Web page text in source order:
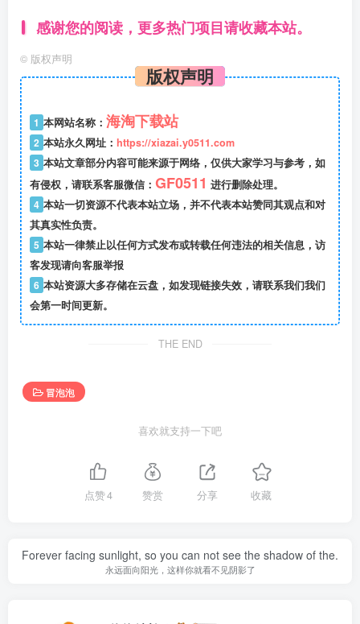
感谢您的阅读，更多热门项目请收藏本站。
© 版权声明
版权声明
1 本网站名称： 海淘下载站
2 本站永久网址： https://xiazai.y0511.com
3 本站文章部分内容可能来源于网络，仅供大家学习与参考，如
有侵权，请联系客服微信： GF0511 进行删除处理。
4 本站一切资源不代表本站立场，并不代表本站赞同其观点和对
其真实性负责。
5 本站一律禁止以任何方式发布或转载任何违法的相关信息，访
客发现请向客服举报
6 本站资源大多存储在云盘，如发现链接失效，请联系我们我们
会第一时间更新。
THE END
冒泡泡
喜欢就支持一下吧
点赞4 赞赏 分享 收藏
Forever facing sunlight, so you can not see the shadow of the.
永远面向阳光，这样你就看不见阴影了